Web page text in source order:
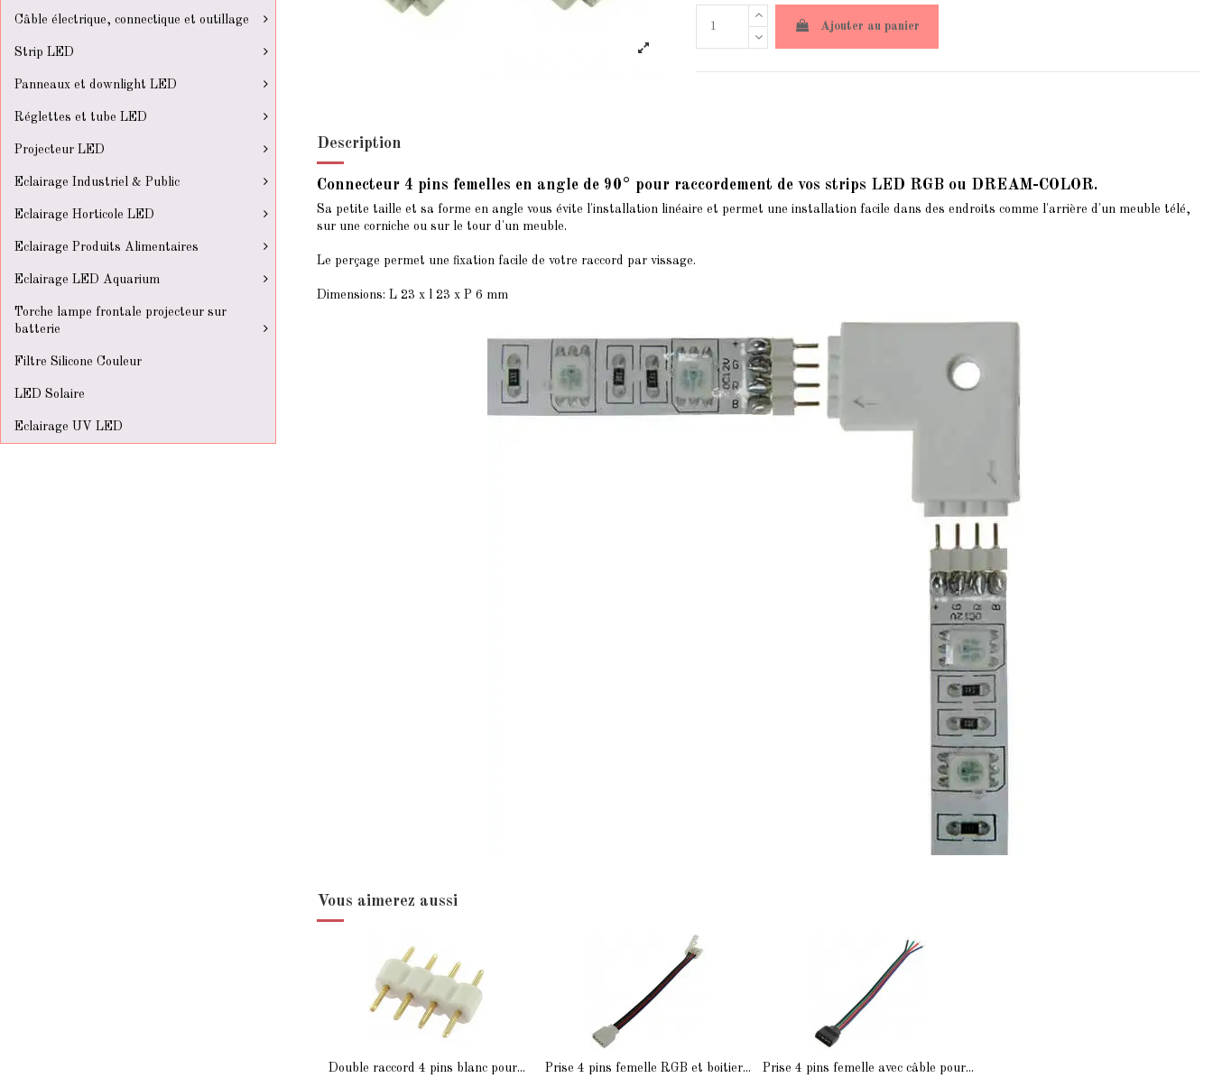
Ajouter au panier
Description
Connecteur 4 pins femelles en angle de 90° pour raccordement de vos strips LED RGB ou DREAM-COLOR.
Sa petite taille et sa forme en angle vous évite l'installation linéaire et permet une installation facile dans des endroits comme l'arrière d'un meuble télé,
sur une corniche ou sur le tour d'un meuble.
Le perçage permet une fixation facile de votre raccord par vissage.
Dimensions: L 23 x l 23 x P 6 mm
Vous aimerez aussi
Double raccord 4 pins blanc pour... Prise 4 pins femelle RGB et boitier... Prise 4 pins femelle avec câble pour...
Câble électrique, connectique et outillage
Strip LED
Panneaux et downlight LED
Réglettes et tube LED
Projecteur LED
Eclairage Industriel & Public
Eclairage Horticole LED
Eclairage Produits Alimentaires
Eclairage LED Aquarium
Torche lampe frontale projecteur sur
batterie
Filtre Silicone Couleur
LED Solaire
Eclairage UV LED